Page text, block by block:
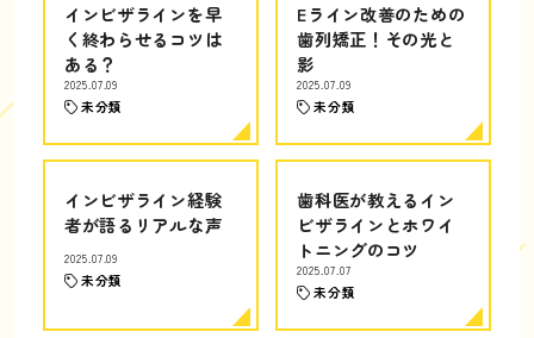
インビザラインを早
く終わらせるコツは
ある？
2025.07.09
未分類
Eライン改善のための
歯列矯正！その光と
影
2025.07.09
未分類
インビザライン経験
者が語るリアルな声
2025.07.09
未分類
歯科医が教えるイン
ビザラインとホワイ
トニングのコツ
2025.07.07
未分類